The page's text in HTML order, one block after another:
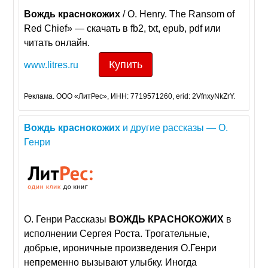
Вождь краснокожих / O. Henry. The Ransom of
Red Chief» — скачать в fb2, txt, epub, pdf или
читать онлайн.
www.litres.ru Купить
Реклама. ООО «ЛитРес», ИНН: 7719571260, erid: 2VfnxyNkZrY.
Вождь краснокожих и другие рассказы — О.
Генри
О. Генри Рассказы ВОЖДЬ КРАСНОКОЖИХ в
исполнении Сергея Роста. Трогательные,
добрые, ироничные произведения О.Генри
непременно вызывают улыбку. Иногда